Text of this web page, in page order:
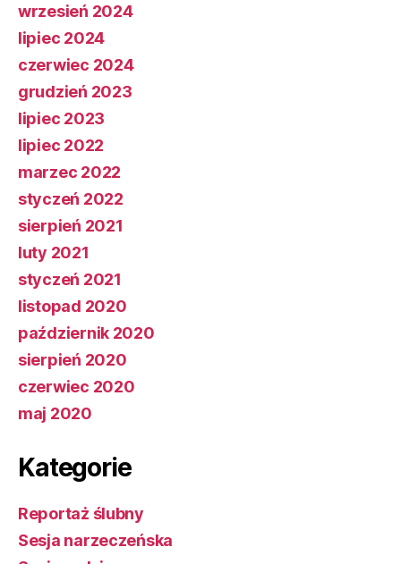
wrzesień 2024
lipiec 2024
czerwiec 2024
grudzień 2023
lipiec 2023
lipiec 2022
marzec 2022
styczeń 2022
sierpień 2021
luty 2021
styczeń 2021
listopad 2020
październik 2020
sierpień 2020
czerwiec 2020
maj 2020
Kategorie
Reportaż ślubny
Sesja narzeczeńska